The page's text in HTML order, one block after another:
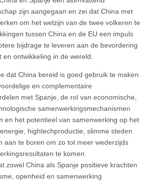
zijn aangegaan en zei dat China met
om het welzijn van de twee volkeren te
tussen China en de EU een impuls
bijdrage te leveren aan de bevordering
en ontwikkeling in de wereld.
dat China bereid is goed gebruik te maken
en complementaire
met Spanje, de rol van economische,
samenwerkingsmechanismen
en het potentieel van samenwerking op het
hightechproductie, slimme steden
aan te boren om zo tot meer wederzijds
te komen.
zowel China als Spanje positieve krachten
openheid en samenwerking